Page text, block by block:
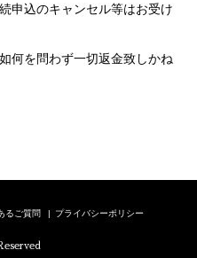
申込のキャンセル等はお受け
何を問わず一切返金致しかね
るご質問
プライバシーポリシー